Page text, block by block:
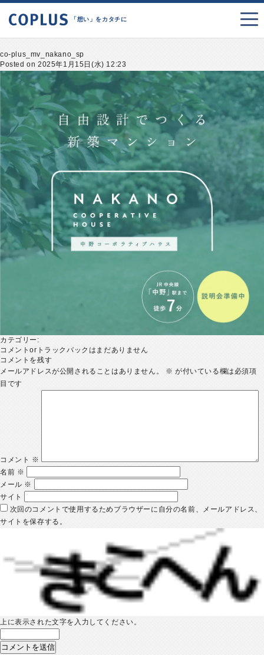
「想い」をカタチに
co-plus_mv_nakano_sp
Posted on 2025年1月15日(水) 12:23
カテゴリー:
コメントorトラックバックはまだありません
コメントを残す
メールアドレスが公開されることはありません。
※ が付いている欄は必須項
目です
コメント ※
名前 ※
メール ※
サイト
次回のコメントで使用するためブラウザーに自分の名前、メールアドレス、
サイトを保存する。
上に表示された文字を入力してください。